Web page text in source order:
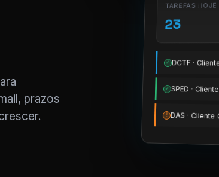
prazos
TAREFAS HOJE
23
✓ DCTF ·
✓ SPED ·
! DAS ·